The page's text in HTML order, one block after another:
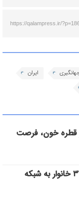
https://qalampress.ir/
ایران
قطره خون، فرصت
کشف ۳۴ ماینر در تبریز؛ برق ۳۷۴ خانوار به شبکه